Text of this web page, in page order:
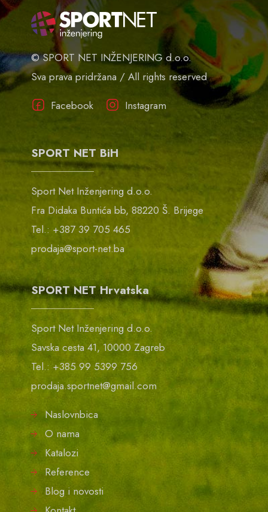
© SPORT NET INŽENJERING d.o.o.
Sva prava pridržana / All rights reserved
Facebook
Instagram
SPORT NET BiH
Sport Net Inženjering d.o.o.
Fra Didaka Buntića bb, 88220 Š. Brijege
Tel.: +387 39 705 465
prodaja@sport-net.ba
SPORT NET Hrvatska
Sport Net Inženjering d.o.o.
Savska cesta 41, 10000 Zagreb
Tel.: +385 99 5399 756
prodaja.sportnet@gmail.com
Naslovnbica
O nama
Katalozi
Reference
Blog i novosti